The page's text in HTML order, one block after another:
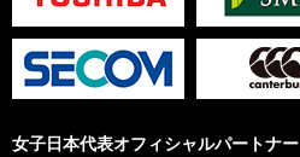
女子日本代表オフィシャルパートナー